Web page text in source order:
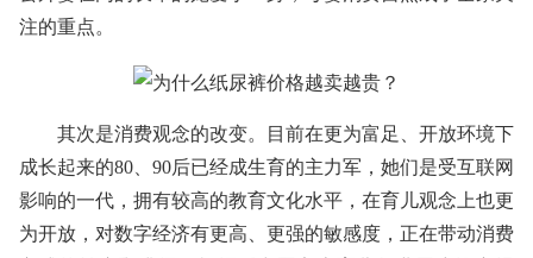
注的重点。
其次是消费观念的改变。目前在更为富足、开放环境下
成长起来的80、90后已经成生育的主力军，她们是受互联网
影响的一代，拥有较高的教育文化水平，在育儿观念上也更
为开放，对数字经济有更高、更强的敏感度，正在带动消费